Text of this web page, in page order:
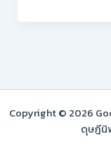
Copyright © 2026
ดุษฎีนิ